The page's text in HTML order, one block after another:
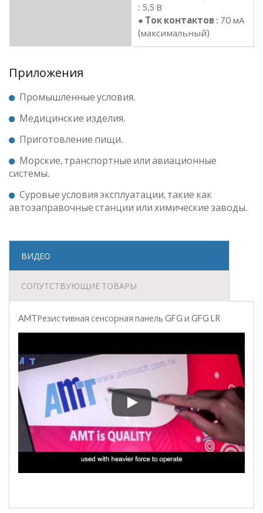
: 5,5 В
● Ток контактов : 70 мА
(максимальный)
Приложения
Промышленные условия.
Медицинские изделия.
Приготовление пищи.
Морские, транспортные или авиационные
системы.
Суровые условия эксплуатации, такие как
автозаправочные станции или химические заводы.
ВИДЕО
СОПУТСТВУЮЩИЕ ТОВАРЫ
AMTРезистивная сенсорная панель GFG и GFG LR
AMTРезистивная